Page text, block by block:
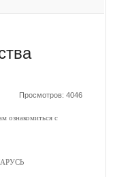
Просмотров: 4046
ознакомиться с